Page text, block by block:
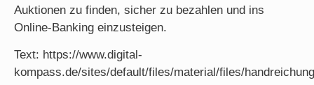
Auktionen zu finden, sicher zu bezahlen und ins
Online-Banking einzusteigen.
Text: https://www.digital-
kompass.de/sites/default/files/material/files/